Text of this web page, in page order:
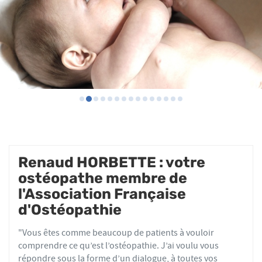
Renaud HORBETTE : votre
ostéopathe membre de
l'Association Française
d'Ostéopathie
"Vous êtes comme beaucoup de patients à vouloir
comprendre ce qu’est l’ostéopathie. J’ai voulu vous
répondre sous la forme d’un dialogue, à toutes vos